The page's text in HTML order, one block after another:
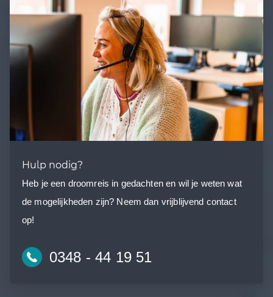
Hulp nodig?
Heb je een droomreis in gedachten en wil je weten wat
de mogelijkheden zijn? Neem dan vrijblijvend contact
op!
0348 - 44 19 51